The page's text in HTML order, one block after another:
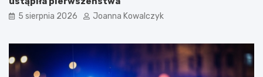
5 sierpnia 2026 Joanna Kowalczyk